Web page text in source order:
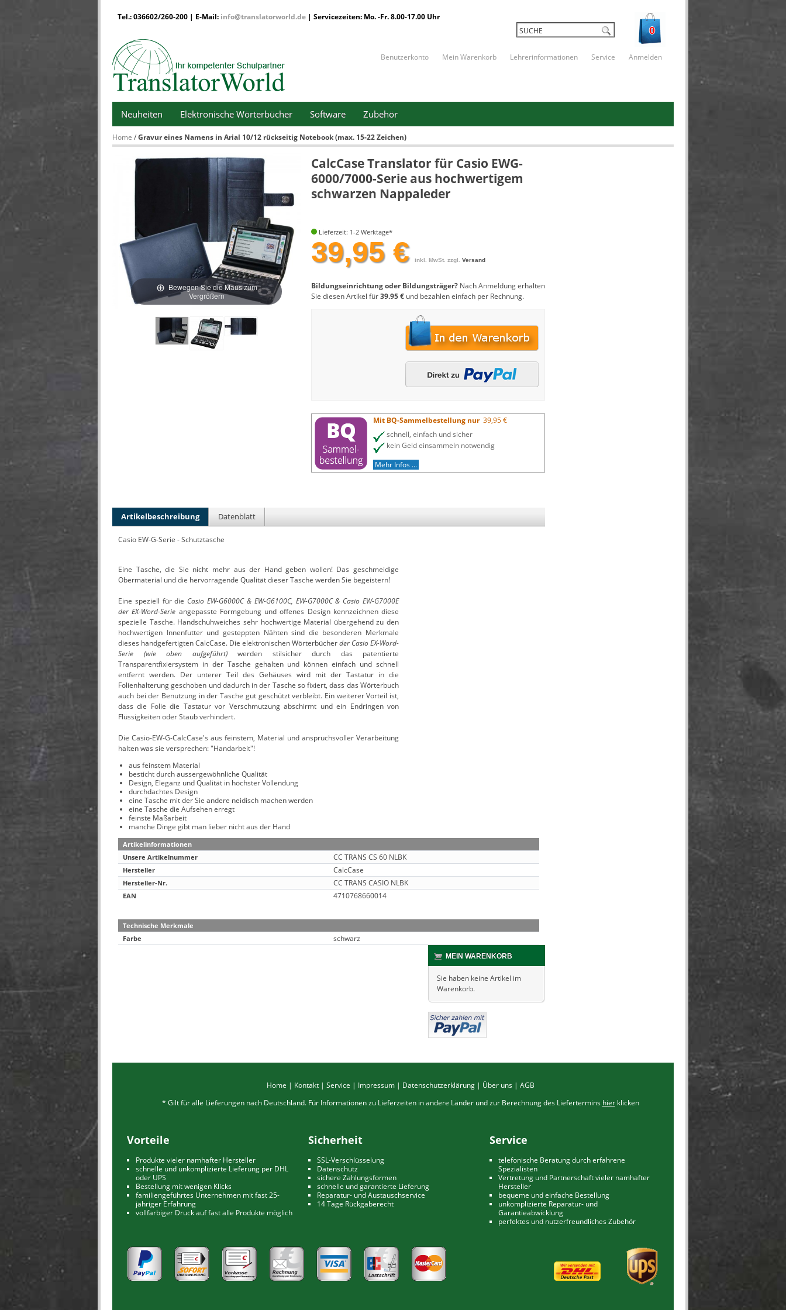
Tel.: 036602/260-200 | E-Mail: info@translatorworld.de | Servicezeiten: Mo. -Fr. 8.00-17.00 Uhr
0
Benutzerkonto Mein Warenkorb Lehrerinformationen Service Anmelden
Neuheiten Elektronische Wörterbücher Software Zubehör
Home /Gravur eines Namens in Arial 10/12 rückseitig Notebook (max. 15-22 Zeichen)
CalcCase Translator für Casio EWG-
6000/7000-Serie aus hochwertigem
schwarzen Nappaleder
Lieferzeit: 1-2 Werktage*
39,95 € inkl. MwSt. zzgl. Versand
Bildungseinrichtung oder Bildungsträger? NachAnmeldungerhalten
Sie diesen Artikel für39.95 € und bezahlen einfach per Rechnung.
Mit BQ-Sammelbestellung nur 39,95 €
schnell, einfach und sicher
kein Geld einsammeln notwendig
Mehr Infos ...
Bewegen Sie die Maus zum
Vergrößern
Artikelbeschreibung Datenblatt
Casio EW-G-Serie - Schutztasche
Eine Tasche, die Sie nicht mehr aus der Hand geben wollen! Das geschmeidige
Obermaterial und die hervorragende Qualität dieser Tasche werden Sie begeistern!
Eine speziell für die Casio EW-G6000C & EW-G6100C, EW-G7000C & Casio EW-G7000E
der EX-Word-Serie angepasste Formgebung und offenes Design kennzeichnen diese
spezielle Tasche. Handschuhweiches sehr hochwertige Material übergehend zu den
hochwertigen Innenfutter und gesteppten Nähten sind die besonderen Merkmale
dieses handgefertigten CalcCase. Die elektronischen Wörterbücherder Casio EX-Word-
Serie (wie oben aufgeführt) werden stilsicher durch das patentierte
Transparentfixiersystem in der Tasche gehalten und können einfach und schnell
entfernt werden. Der unterer Teil des Gehäuses wird mit der Tastatur in die
Folienhalterung geschoben und dadurch in der Tasche so fixiert, dass das Wörterbuch
auch bei der Benutzung in der Tasche gut geschützt verbleibt. Ein weiterer Vorteil ist,
dass die Folie die Tastatur vor Verschmutzung abschirmt und ein Endringen von
Flüssigkeiten oder Staub verhindert.
Die Casio-EW-G-CalcCase's aus feinstem, Material und anspruchsvoller Verarbeitung
halten was sie versprechen: "Handarbeit"!
aus feinstem Material
besticht durch aussergewöhnliche Qualität
Design, Eleganz und Qualität in höchster Vollendung
durchdachtes Design
eine Tasche mit der Sie andere neidisch machen werden
eine Tasche die Aufsehen erregt
feinste Maßarbeit
manche Dinge gibt man lieber nicht aus der Hand
Artikelinformationen
Unsere Artikelnummer
CC TRANS CS 60 NLBK
Hersteller CalcCase
Hersteller-Nr. CC TRANS CASIO NLBK
EAN 4710768660014
Technische Merkmale
Farbe
schwarz
MEIN WARENKORB
Sie haben keine Artikel im
Warenkorb.
Home | Kontakt| Service | Impressum| Datenschutzerklärung| Über uns| AGB
* Gilt für alle Lieferungen nach Deutschland. Für Informationen zu Lieferzeiten in andere Länder und zur Berechnung des Liefertermins hierklicken
Vorteile
Produkte vieler namhafter Hersteller
schnelle und unkomplizierte Lieferung per DHL
oder UPS
Bestellung mit wenigen Klicks
familiengeführtes Unternehmen mit fast 25-
jähriger Erfahrung
vollfarbiger Druck auf fast alle Produkte möglich
Sicherheit
SSL-Verschlüsselung
Datenschutz
sichere Zahlungsformen
schnelle und garantierte Lieferung
Reparatur- und Austauschservice
14 Tage Rückgaberecht
Service
telefonische Beratung durch erfahrene
Spezialisten
Vertretung und Partnerschaft vieler namhafter
Hersteller
bequeme und einfache Bestellung
unkomplizierte Reparatur- und
Garantieabwicklung
perfektes und nutzerfreundliches Zubehör